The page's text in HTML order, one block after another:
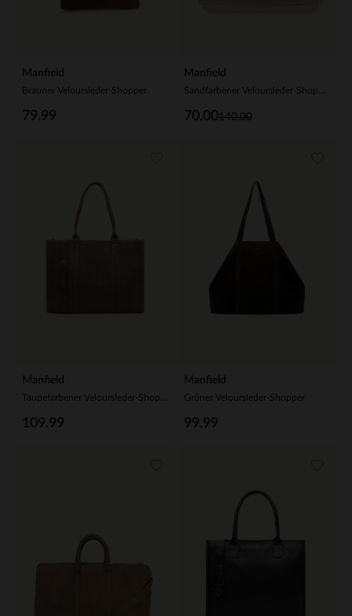
Manfield
Brauner Veloursleder-Shopper
79.99
Manfield
140.00
70.00
Manfield
109.99
Manfield
Grüner Veloursleder-Shopper
99.99